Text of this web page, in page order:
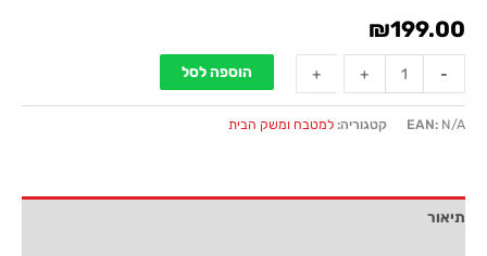
₪199.00
-
-
+
+ הוספה לסל
EAN: N/A קטגוריה: למטבח ומשק הבית
תיאור